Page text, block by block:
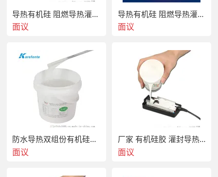
导热有机硅 阻燃导热灌封胶
面议
导热有机硅 阻燃导热灌封胶 导热0.8w，灌封胶
面议
防水导热双组份有机硅电子灌封胶
面议
厂家 有机硅胶 灌封导热硅胶
面议